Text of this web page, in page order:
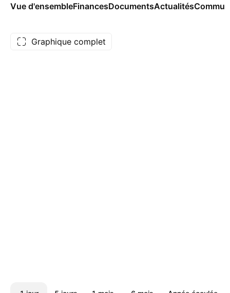
Vue d'ensembleFinancesDocumentsActualités
Graphique complet